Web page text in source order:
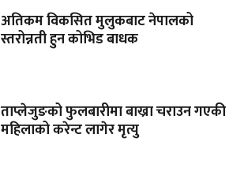
अतिकम विकसित मुलुकबाट नेपालको
स्तरोन्नती हुन कोभिड बाधक
ताप्लेजुङको फुलबारीमा बाख्रा चराउन गएकी
महिलाको करेन्ट लागेर मृत्यु